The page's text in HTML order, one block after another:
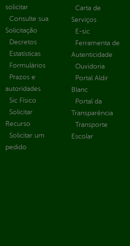
solicitar
Consulte sua
Solicitação
Decretos
Estatísticas
Formulários
Prazos e
autoridades
Sic Físico
Solicitar
Recurso
Solicitar um
pedido
Carta de
Serviços
E-sic
Ferramenta de
Autenticidade
Ouvidoria
Portal Aldir
Blanc
Portal da
Transparência
Transporte
Escolar